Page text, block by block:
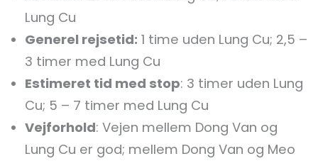
Lung Cu
Generel rejsetid: 1 time uden Lung Cu; 2,5 –
3 timer med Lung Cu
Estimeret tid med stop: 3 timer uden Lung
Cu; 5 – 7 timer med Lung Cu
Vejforhold: Vejen mellem Dong Van og
Lung Cu er god; mellem Dong Van og Meo